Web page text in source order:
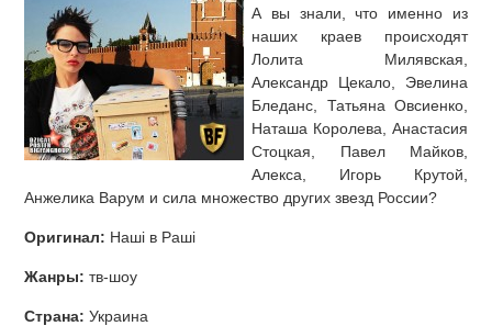
А вы знали, что именно из
наших краев происходят
Лолита Милявская,
Александр Цекало, Эвелина
Бледанс, Татьяна Овсиенко,
Наташа Королева, Анастасия
Стоцкая, Павел Майков,
Алекса, Игорь Крутой,
Анжелика Варум и сила множество других звезд России?
Оригинал: Наші в Раші
Жанры: тв-шоу
Страна: Украина